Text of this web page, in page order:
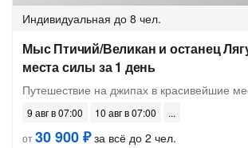
Индивидуальная до 8 чел.
Мыс Птичий/Великан и останец
места силы за 1 день
Путешествие на джипах в красивейшие
9 авг в 07:00
10 авг в 07:00
от30 900 ₽за всё до 2 чел.